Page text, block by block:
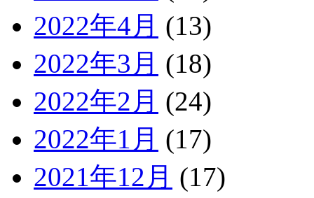
2022年4月 (13)
2022年3月 (18)
2022年2月 (24)
2022年1月 (17)
2021年12月 (17)